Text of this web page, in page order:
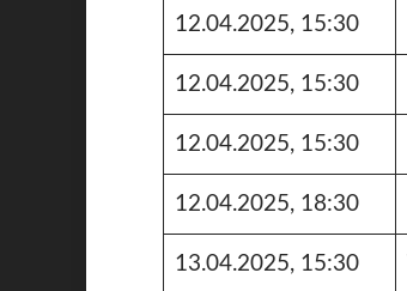
12.04.2025, 15:30
12.04.2025, 15:30
12.04.2025, 15:30
12.04.2025, 18:30
13.04.2025, 15:30